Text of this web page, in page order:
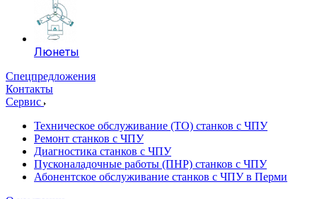
Люнеты
Спецпредложения
Контакты
Сервис
Техническое обслуживание (ТО) станков с ЧПУ
Ремонт станков с ЧПУ
Диагностика станков с ЧПУ
Пусконаладочные работы (ПНР) станков с ЧПУ
Абонентское обслуживание станков с ЧПУ в Перми